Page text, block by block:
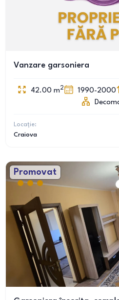
Vanzare garsoniera
42.00 m2 1990-2000
Locație:
Craiova
Promovat